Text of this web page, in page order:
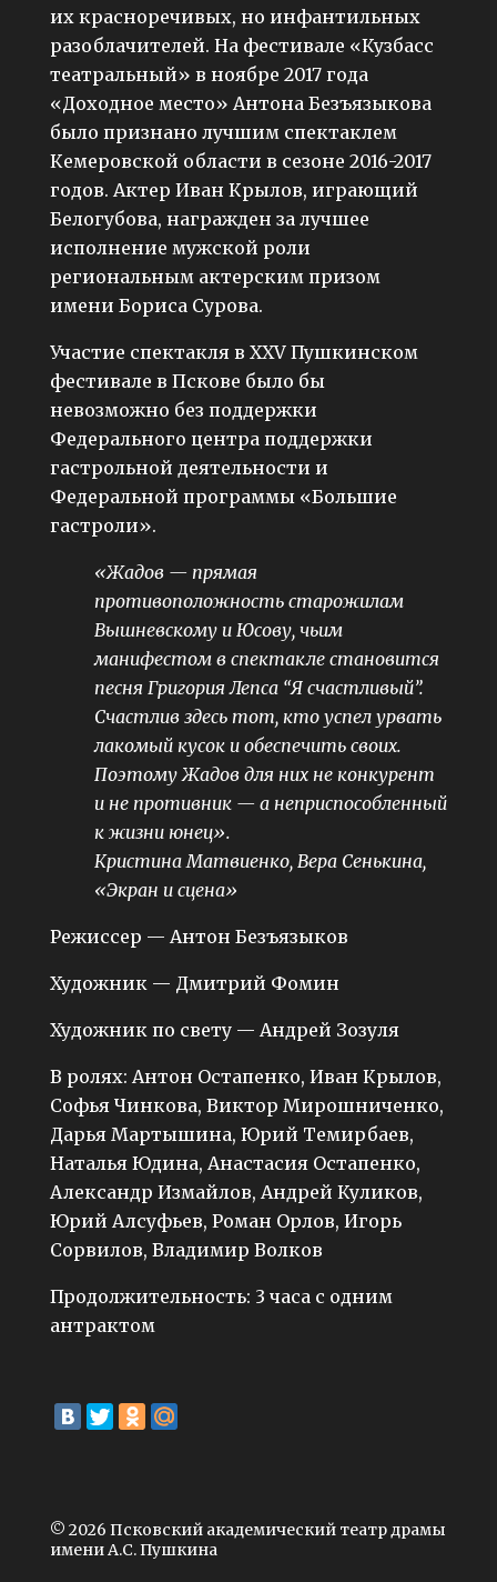
их красноречивых, но инфантильных
разоблачителей. На фестивале «Кузбасс
театральный» в ноябре 2017 года
«Доходное место» Антона Безъязыкова
было признано лучшим спектаклем
Кемеровской области в сезоне 2016-2017
годов. Актер Иван Крылов, играющий
Белогубова, награжден за лучшее
исполнение мужской роли
региональным актерским призом
имени Бориса Сурова.
Участие спектакля в XXV Пушкинском
фестивале в Пскове было бы
невозможно без поддержки
Федерального центра поддержки
гастрольной деятельности и
Федеральной программы «Большие
гастроли».
«Жадов — прямая
противоположность старожилам
Вышневскому и Юсову, чьим
манифестом в спектакле становится
песня Григория Лепса “Я счастливый”.
Счастлив здесь тот, кто успел урвать
лакомый кусок и обеспечить своих.
Поэтому Жадов для них не конкурент
и не противник — а неприспособленный
к жизни юнец».
Кристина Матвиенко, Вера Сенькина,
«Экран и сцена»
Режиссер — Антон Безъязыков
Художник — Дмитрий Фомин
Художник по свету — Андрей Зозуля
В ролях: Антон Остапенко, Иван Крылов,
Софья Чинкова, Виктор Мирошниченко,
Дарья Мартышина, Юрий Темирбаев,
Наталья Юдина, Анастасия Остапенко,
Александр Измайлов, Андрей Куликов,
Юрий Алсуфьев, Роман Орлов, Игорь
Сорвилов, Владимир Волков
Продолжительность: 3 часа с одним
антрактом
© 2026 Псковский академический театр драмы
имени А.С. Пушкина